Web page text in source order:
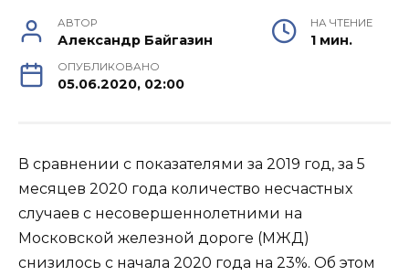
АВТОР
Александр Байгазин
НА ЧТЕНИЕ
1 мин.
ОПУБЛИКОВАНО
05.06.2020, 02:00
В сравнении с показателями за 2019 год, за 5
месяцев 2020 года количество несчастных
случаев с несовершеннолетними на
Московской железной дороге (МЖД)
снизилось с начала 2020 года на 23%. Об этом